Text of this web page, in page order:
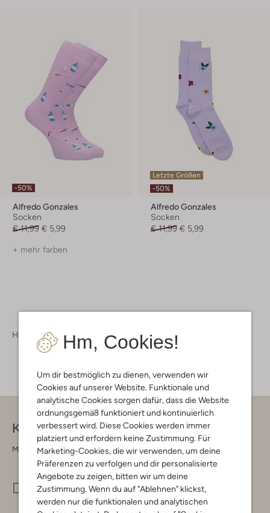
Hm, Cookies!
Um dir bestmöglich zu dienen, verwenden wir
Cookies auf unserer Website. Funktionale und
analytische Cookies sorgen dafür, dass die Website
ordnungsgemäß funktioniert und kontinuierlich
verbessert wird. Diese Cookies werden immer
platziert und erfordern keine Zustimmung. Für
Marketing-Cookies, die wir verwenden, um deine
Präferenzen zu verfolgen und dir personalisierte
Angebote zu zeigen, bitten wir um deine
Zustimmung. Wenn du auf "Ablehnen" klickst,
werden nur die funktionalen und analytischen
-50%
Alfredo Gonzales
Socken
€ 11,99 € 5,99
+ mehr farben
Letzte Größen
-50%
Alfredo Gonzales
Socken
€ 11,99 € 5,99
Herren Accessoires Socken
Kontakt
Montag - Freitag 09:00 - 17:00 uur
info@omoda.de